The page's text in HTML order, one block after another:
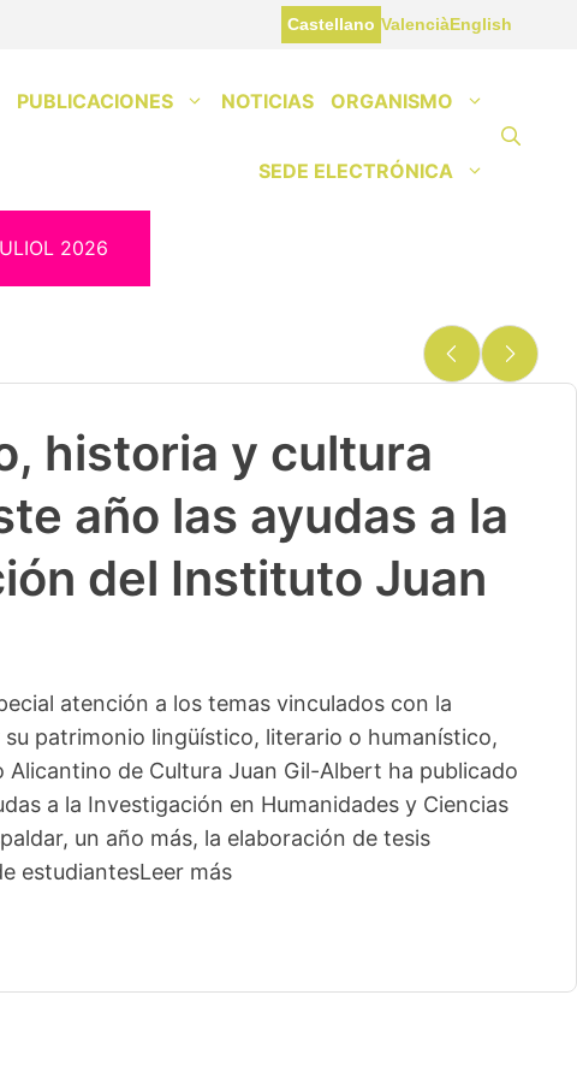
Castellano ValenciàEnglish
PUBLICACIONES NOTICIAS ORGANISMO
SEDE ELECTRÓNICA
2026
historia y cultura
año las ayudas a la
del Instituto Juan
atención a los temas vinculados con la
patrimonio lingüístico, literario o humanístico,
de Cultura Juan Gil-Albert ha publicado
a la Investigación en Humanidades y Ciencias
un año más, la elaboración de tesis
estudiantesLeer más